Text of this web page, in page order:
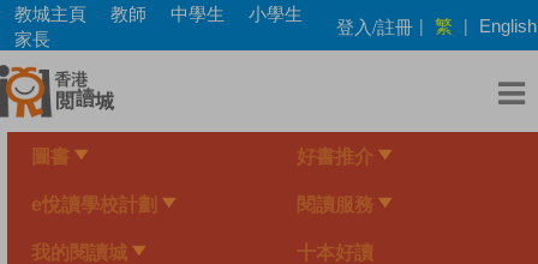
Skip
main
content
教城主頁 教師 中學生
小學生
家長
登入/註冊 | 繁 | English
圖書 好書推介
e悅讀學校計劃 閱讀服務
我的閱讀城 十本好讀